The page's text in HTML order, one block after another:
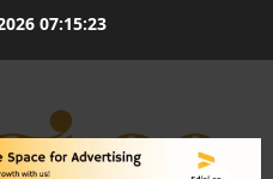
07:15:24